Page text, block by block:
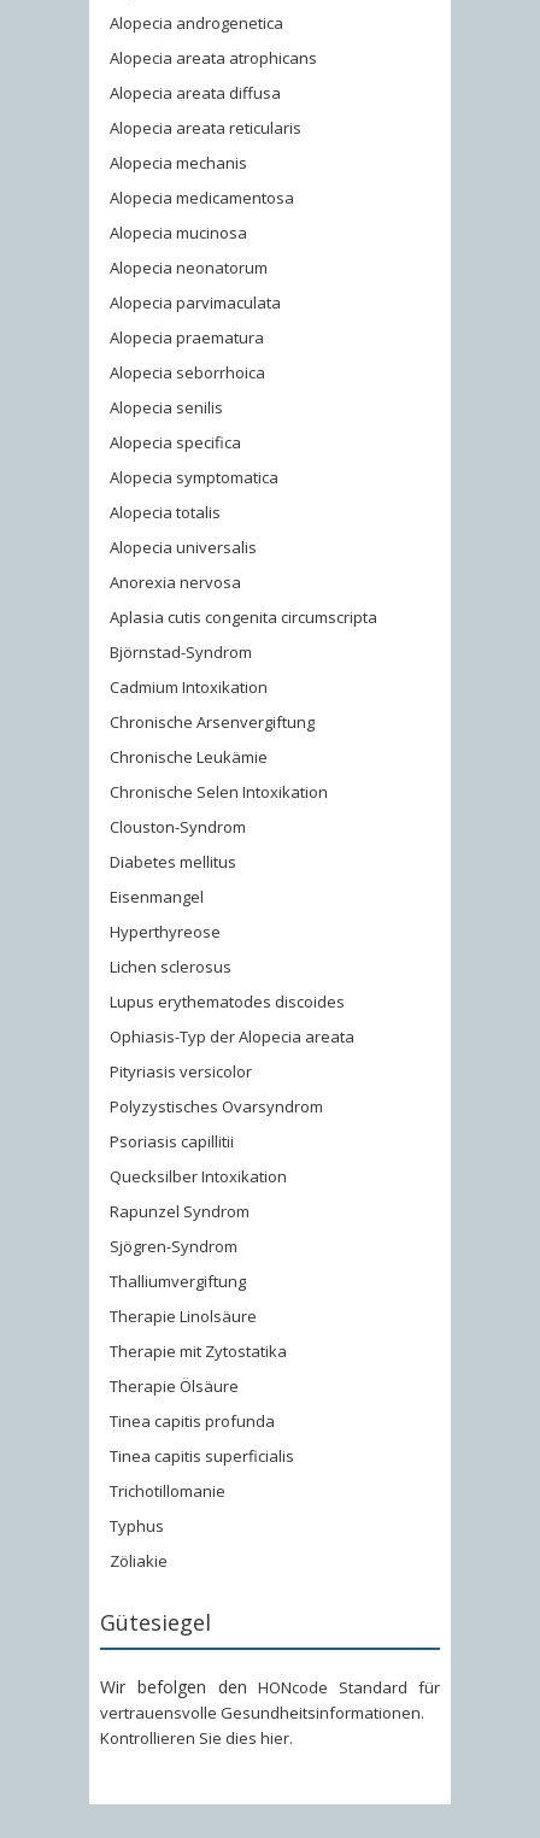
Alopecia androgenetica
Alopecia areata atrophicans
Alopecia areata diffusa
Alopecia areata reticularis
Alopecia mechanis
Alopecia medicamentosa
Alopecia mucinosa
Alopecia neonatorum
Alopecia parvimaculata
Alopecia praematura
Alopecia seborrhoica
Alopecia senilis
Alopecia specifica
Alopecia symptomatica
Alopecia totalis
Alopecia universalis
Anorexia nervosa
Aplasia cutis congenita circumscripta
Björnstad-Syndrom
Cadmium Intoxikation
Chronische Arsenvergiftung
Chronische Leukämie
Chronische Selen Intoxikation
Clouston-Syndrom
Diabetes mellitus
Eisenmangel
Hyperthyreose
Lichen sclerosus
Lupus erythematodes discoides
Ophiasis-Typ der Alopecia areata
Pityriasis versicolor
Polyzystisches Ovarsyndrom
Psoriasis capillitii
Quecksilber Intoxikation
Rapunzel Syndrom
Sjögren-Syndrom
Thalliumvergiftung
Therapie Linolsäure
Therapie mit Zytostatika
Therapie Ölsäure
Tinea capitis profunda
Tinea capitis superficialis
Trichotillomanie
Typhus
Zöliakie
Gütesiegel
Wir befolgen denHONcode Standard für
vertrauensvolle Gesundheitsinformationen.
Kontrollieren Sie dies hier.